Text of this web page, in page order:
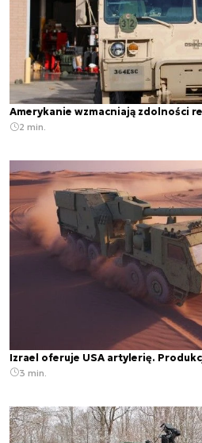
Amerykanie wzmacniają zdolności
2 min.
Izrael oferuje USA artylerię.
3 min.